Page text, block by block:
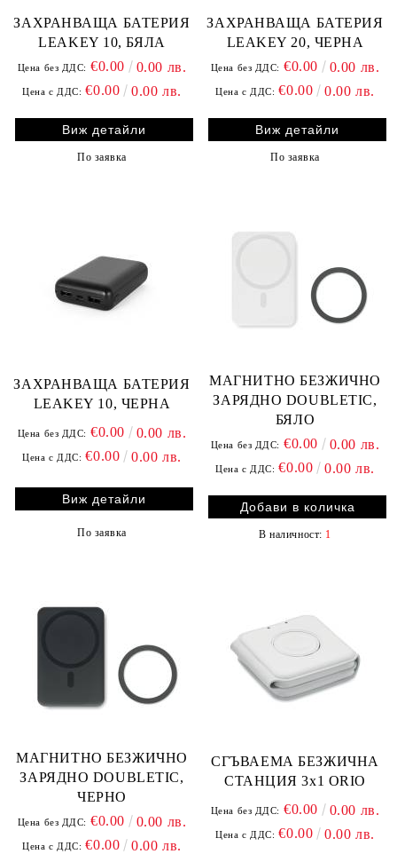
ЗАХРАНВАЩА БАТЕРИЯ
LEAKEY 10, БЯЛА
Цена без ДДС: €0.00 0.00 лв.
Цена с ДДС: €0.00 0.00 лв.
Виж детайли
По заявка
ЗАХРАНВАЩА БАТЕРИЯ
LEAKEY 20, ЧЕРНА
Цена без ДДС: €0.00 0.00 лв.
Цена с ДДС: €0.00 0.00 лв.
Виж детайли
По заявка
ЗАХРАНВАЩА БАТЕРИЯ
LEAKEY 10, ЧЕРНА
Цена без ДДС: €0.00 0.00 лв.
Цена с ДДС: €0.00 0.00 лв.
Виж детайли
По заявка
МАГНИТНО БЕЗЖИЧНО
ЗАРЯДНО DOUBLETIC,
БЯЛО
Цена без ДДС: €0.00 0.00 лв.
Цена с ДДС: €0.00 0.00 лв.
В наличност: 1
МАГНИТНО БЕЗЖИЧНО
ЗАРЯДНО DOUBLETIC,
ЧЕРНО
Цена без ДДС: €0.00 0.00 лв.
Цена с ДДС: €0.00 0.00 лв.
СГЪВАЕМА БЕЗЖИЧНА
СТАНЦИЯ 3х1 ORIO
Цена без ДДС: €0.00 0.00 лв.
Цена с ДДС: €0.00 0.00 лв.